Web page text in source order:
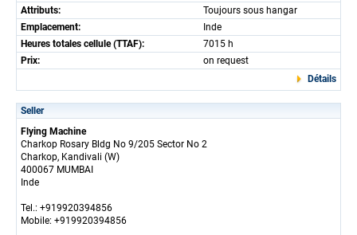
Attributs:
Toujours sous hangar
Emplacement:
Inde
Heures totales cellule (TTAF):
7015 h
Prix:
on request
Détails
Seller
Flying Machine
Charkop Rosary Bldg No 9/205 Sector No 2
Charkop, Kandivali (W)
400067 MUMBAI
Inde
Tel.: +919920394856
Mobile: +919920394856